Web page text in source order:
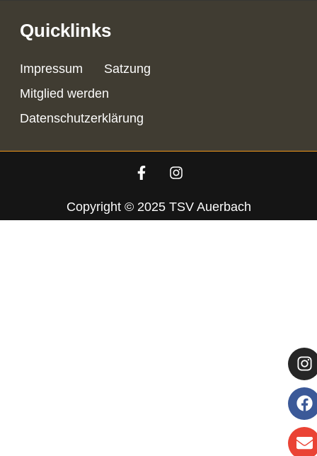
Quicklinks
Impressum
Satzung
Mitglied werden
Datenschutzerklärung
Copyright © 2025 TSV Auerbach